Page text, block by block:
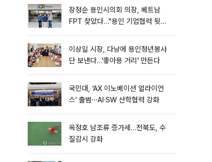
장정순 용인시의회 의장, 베트남
FPT 찾았다…"용인 기업협력 뒷받
이상일 시장, 다낭에 용인청년봉사
단 보낸다…'좋아용 거리' 만든다
국민대, ‘AX 이노베이션 얼라이언
스’ 출범⋯AI·SW 산학협력 강화
옥정호 남조류 증가세…전북도, 수
질감시 강화